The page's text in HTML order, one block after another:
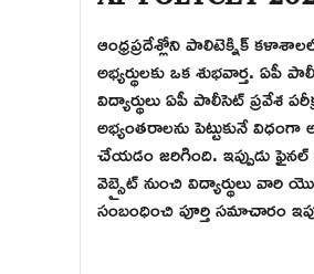
ఆంధ్రప్రదేశ్లోని పాలిటెక్నిక్
అభ్యర్థులకు ఒక శుభవార్త.
విద్యార్థులు ఏపీ పాలీసెట్ ప్రవేశ
అభ్యంతరాలను పెట్టుకునే
చేయడం జరిగింది. ఇప్పుడు
వెబ్సైట్ నుంచి విద్యార్థులు వారి
సంబంధించి పూర్తి సమాచారం